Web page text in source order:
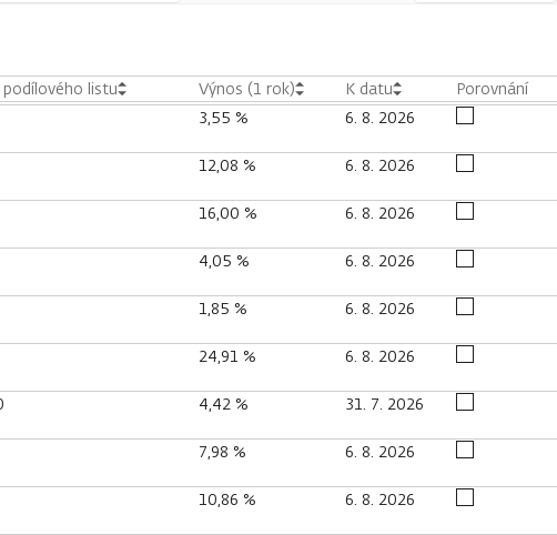
listu Výnos (1 rok) K datu Porovnání
3,55 % 6. 8. 2026
12,08 % 6. 8. 2026
16,00 % 6. 8. 2026
4,05 % 6. 8. 2026
1,85 % 6. 8. 2026
24,91 % 6. 8. 2026
4,42 % 31. 7. 2026
7,98 % 6. 8. 2026
10,86 % 6. 8. 2026